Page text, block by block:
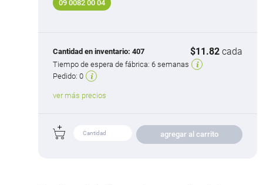
09 0082 00 04
Cantidad en inventario: 407 $11.82 cada
Tiempo de espera de fábrica: 6 semanas
Pedido: 0
ver más precios
agregar al carrito